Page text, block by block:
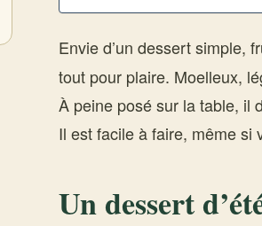
Envie d’un dessert simple,
tout pour plaire. Moelleux,
À peine posé sur la table, il
Il est facile à faire, même si
Un dessert